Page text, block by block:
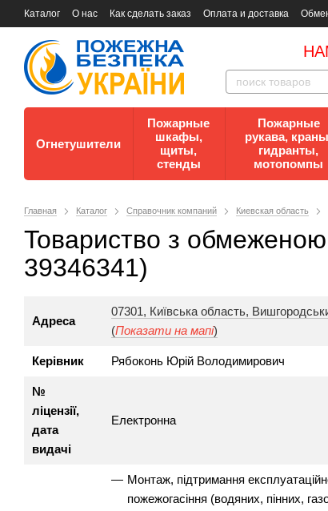
Каталог О нас Как сделать заказ Оплата и доставка
Документы
Контакты Документы по пожарной
Огнетушители
Пожарные
шкафы,
щиты,
стенды
Пожарные
рукава,
гидранты,
мотопомпы
Главная Каталог Справочник компаний Киевская область
Toвapиcтвo з
39346341)
Адреса
07301, Київська область,
(Показати на мапі)
Керівник Рябоконь Юрій Володимирович
№
ліцензії,
дата
видачі
Електронна
Монтаж, підтримання
пожежогасіння (водяних, пінних,